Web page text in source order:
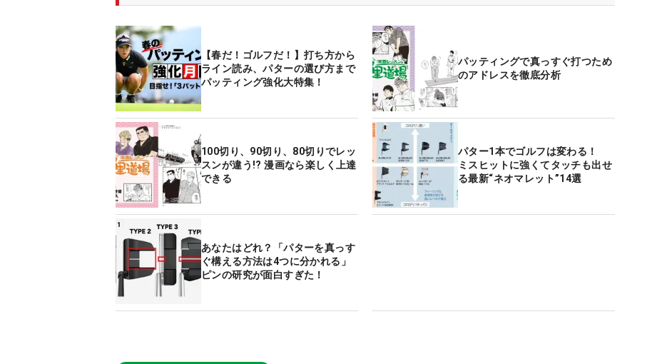
【春だ！ゴルフだ！】打ち方から
ライン読み、パターの選び方まで
パッティング強化大特集！
パッティングで真っすぐ打つため
のアドレスを徹底分析
100切り、90切り、80切りでレッ
スンが違う!? 漫画なら楽しく上達
できる
パター1本でゴルフは変わる！
ミスヒットに強くてタッチも出せ
る最新“ネオマレット”14選
あなたはどれ？「パターを真っす
ぐ構える方法は4つに分かれる」
ピンの研究が面白すぎた！